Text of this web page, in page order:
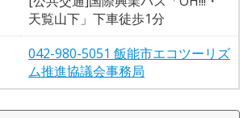
天覧山下」下車徒歩1分
042-980-5051 飯能市エコツーリズ
ム推進協議会事務局